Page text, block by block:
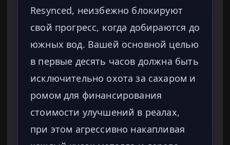
Resynced, неизбежно блокируют
свой прогресс, когда добираются до
южных вод. Вашей основной целью
в первые десять часов должна быть
исключительно охота за сахаром и
ромом для финансирования
стоимости улучшений в реалах,
при этом агрессивно накапливая